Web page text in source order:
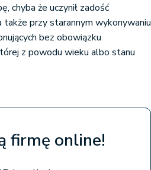
chyba że uczynił zadość
przy starannym wykonywaniu
bez obowiązku
z powodu wieku albo stanu
firmę online!